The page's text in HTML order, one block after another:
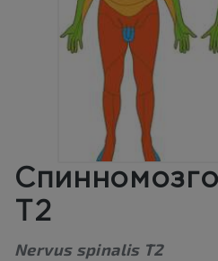
T2
Nervus spinalis T2